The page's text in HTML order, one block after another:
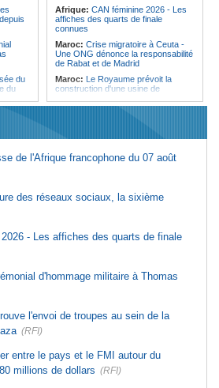
du
du
une
sur X
de
report
Afrique: CAN féminine 2026 - Les
affiches des quarts de finale
connues
Maroc: Crise migratoire à Ceuta -
Une ONG dénonce la responsabilité
de Rabat et de Madrid
Maroc: Le Royaume prévoit la
construction d'une usine de
déchets à Casablanca
agents de sécurité, selon des
associations
Maroc:Au-délà du communiqué -
de Sebta
Tunisie: Basket - Eliminatoires
de l'Afrique francophone du 07 août
des réseaux sociaux, la sixième
- Les affiches des quarts de finale
d'hommage militaire à Thomas
l'envoi de troupes au sein de la
(RFI)
entre le pays et le FMI autour du
millions de dollars (RFI)